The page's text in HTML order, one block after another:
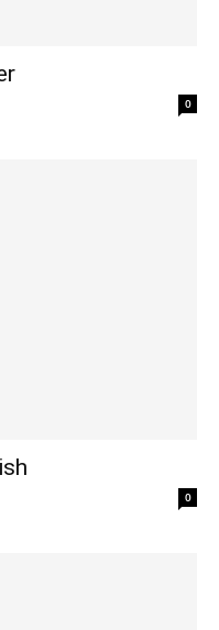
0
0